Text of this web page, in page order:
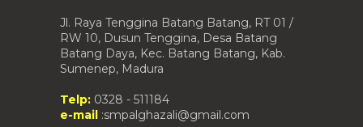
Jl. Raya Tenggina Batang Batang, RT 01 /
RW 10, Dusun Tenggina, Desa Batang
Batang Daya, Kec. Batang Batang, Kab.
Sumenep, Madura
Telp: 0328 - 511184
e-mail :smpalghazali@gmail.com